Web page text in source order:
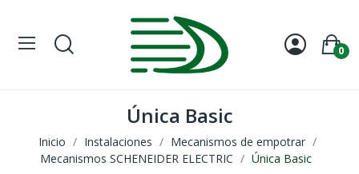
0
Única Basic
Inicio Instalaciones
Mecanismos de empotrar
Mecanismos SCHENEIDER ELECTRIC
Única Basic